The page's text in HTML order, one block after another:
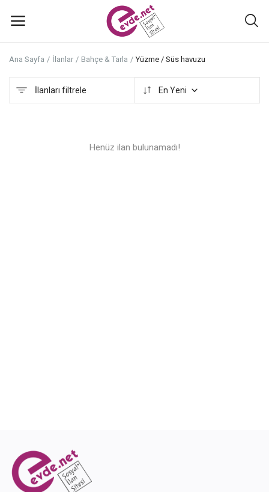
ekle
Ana Sayfa İlanlar Bahçe & Tarla Yüzme / Süs havuzu
İlanları filtrele En Yeni
Henüz ilan bulunamadı!